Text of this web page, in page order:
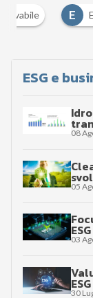
E
ESG e
08
05
03
30